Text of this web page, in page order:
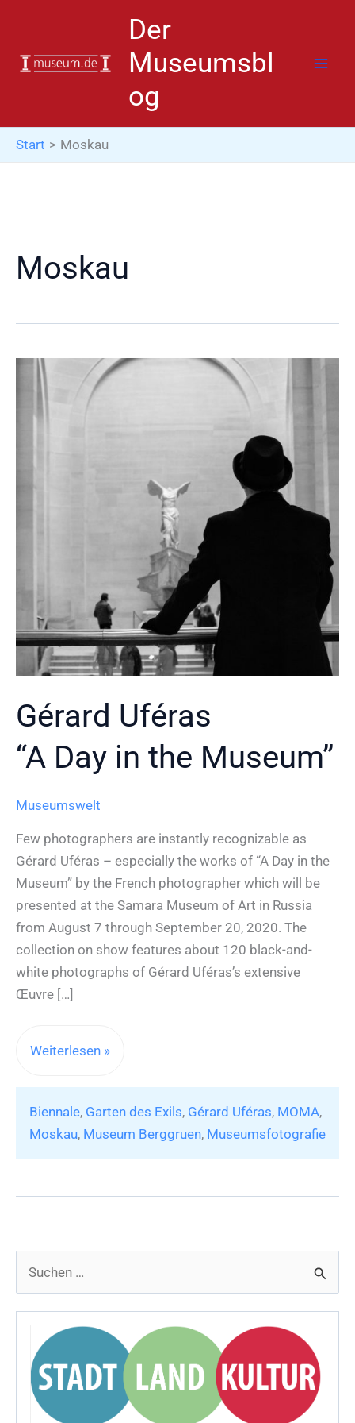
springen
Der
Museumsbl
og
Start Moskau
Moskau
Gérard Uféras
“A Day in the Museum”
Museumswelt
Few photographers are instantly recognizable as
Gérard Uféras – especially the works of “A Day in the
Museum” by the French photographer which will be
presented at the Samara Museum of Art in Russia
from August 7 through September 20, 2020. The
collection on show features about 120 black-and-
white photographs of Gérard Uféras’s extensive
Œuvre […]
Gérard
Day
in
the
Weiterlesen »
Biennale, Garten des Exils, Gérard Uféras, MOMA,
Moskau, Museum Berggruen, Museumsfotografie
u